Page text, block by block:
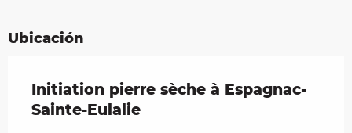
Ubicación
Initiation pierre sèche à Espagnac-
Sainte-Eulalie